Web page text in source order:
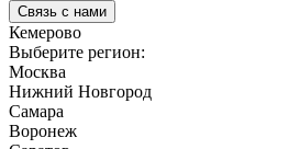
Связь с нами
Кемерово
Выберите регион:
Москва
Нижний Новгород
Самара
Воронеж